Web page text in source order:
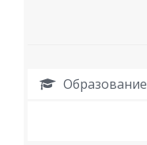
Образование